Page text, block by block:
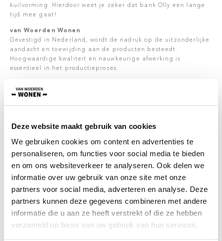
Deze website maakt gebruik van cookies
We gebruiken cookies om content en advertenties te
personaliseren, om functies voor social media te bieden
en om ons websiteverkeer te analyseren. Ook delen we
informatie over uw gebruik van onze site met onze
partners voor social media, adverteren en analyse. Deze
partners kunnen deze gegevens combineren met andere
informatie die u aan ze heeft verstrekt of die ze hebben
verzameld op basis van uw gebruik van hun services.
kuilvorming. Hierdoor weet je zeker dat bank Olly een lange
tijd mee gaat!
van Woerden Wonen
Gevestigd in Nederland, wordt de nadruk op de uitzonderlijke
aandacht en toewijding aan de producten besteedt.
Hoogwaardige kwaliteit en nauwkeurige afwerking is
essentieel in het productieproces.
gemaakte meubelstukken, die aan diverse specificaties
Wanneer je bij aanschaf met nieuwe meubelen (die bij Van
Woerden Wonen besteld zijn), kiest voor 5 jaar
onderhoudsgarantie, wordt er voor 5 jaar lang, gratis alle
problemen (die onder de garantie vallen) opgelost. Denk
losgeraakte verbindingen. Kort gezegd, problemen die met
langdurig gebruik van meubels voor kunnen komen. Hiervoor
hoef jezelf niks te doen, de meubels worden geïmpregneerd
voordat deze bij jou geleverd worden. Dit product valt niet los